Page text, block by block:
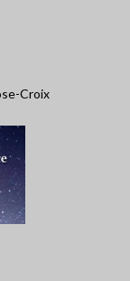
Croix